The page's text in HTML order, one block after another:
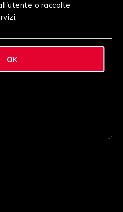
o raccolte
OK